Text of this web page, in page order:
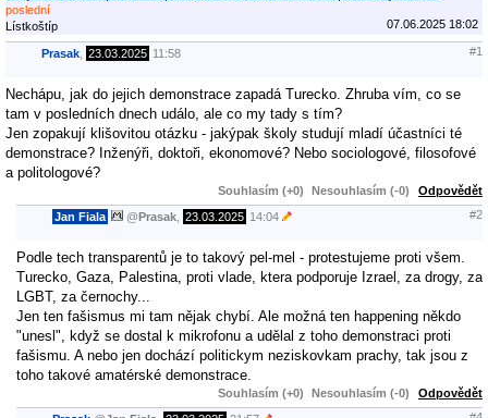
poslední
Lístkoštíp
07.06.2025 18:02
Prasak 23.03.2025 11:58 #1
Nechápu, jak do jejich demonstrace zapadá Turecko. Zhruba vím, co se
tam v posledních dnech událo, ale co my tady s tím?
Jen zopakují klišovitou otázku - jakýpak školy studují mladí účastníci té
demonstrace? Inženýři, doktoři, ekonomové? Nebo sociologové, filosofové
a politologové?
Souhlasím (+0) Nesouhlasím (-0) Odpovědět
Jan Fiala @ Prasak 23.03.2025 14:04 #2
Podle tech transparentů je to takový pel-mel - protestujeme proti všem.
Turecko, Gaza, Palestina, proti vlade, ktera podporuje Izrael, za drogy, za
LGBT, za černochy...
Jen ten fašismus mi tam nějak chybí. Ale možná ten happening někdo
"unesl", když se dostal k mikrofonu a udělal z toho demonstraci proti
fašismu. A nebo jen dochází politickym neziskovkam prachy, tak jsou z
toho takové amatérské demonstrace.
Souhlasím (+0) Nesouhlasím (-0) Odpovědět